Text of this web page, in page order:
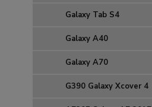
Galaxy Tab S4
Galaxy A40
Galaxy A70
G390 Galaxy Xcover 4